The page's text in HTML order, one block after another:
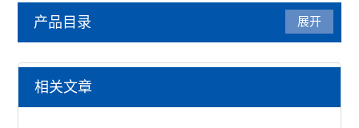
产品目录
纸张纸箱检测仪器
模拟运输振动台
展开
相关文章